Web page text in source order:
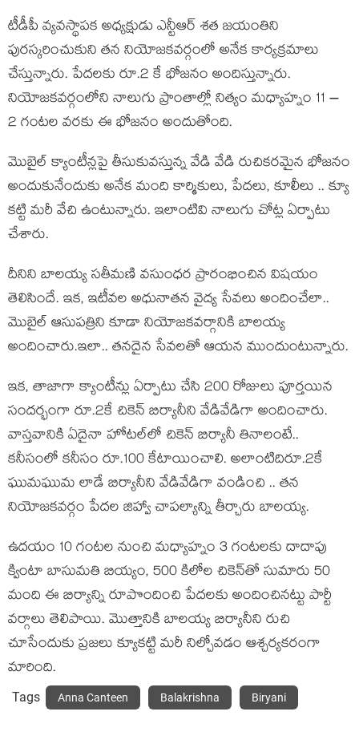
టీడీపీ వ్య‌వ‌స్థాప‌క అధ్య‌క్షుడు ఎన్టీఆర్ శ‌త జ‌యంతిని
పుర‌స్క‌రించుకుని త‌న నియోజ‌క‌వ‌ర్గంలో అనేక కార్య‌క్ర‌మాలు
చేస్తున్నారు. పేద‌ల‌కు రూ.2 కే భోజ‌నం అందిస్తున్నారు.
నియోజ‌క‌వ‌ర్గంలోని నాలుగు ప్రాంతాల్లో నిత్యం మ‌ధ్యాహ్నం 11 –
2 గంట‌ల వ‌ర‌కు ఈ భోజ‌నం అందుతోంది.
మొబైల్ క్యాంటీన్ల‌పై తీసుకువ‌స్తున్న వేడి వేడి రుచిక‌ర‌మైన భోజ‌నం
అందుకునేందుకు అనేక మంది కార్మికులు, పేద‌లు, కూలీలు .. క్యూ
క‌ట్టి మరీ వేచి ఉంటున్నారు. ఇలాంటివి నాలుగు చోట్ల ఏర్పాటు
చేశారు.
దీనిని బాల‌య్య స‌తీమ‌ణి వ‌సుంధ‌ర ప్రారంభించిన విష‌యం
తెలిసిందే. ఇక‌, ఇటీవ‌ల అధునాతన వైద్య సేవ‌లు అందించేలా..
మొబైల్ ఆసుప‌త్రిని కూడా నియోజ‌క‌వ‌ర్గానికి బాల‌య్య
అందించారు.ఇలా.. త‌న‌దైన సేవ‌ల‌తో ఆయ‌న ముందుంటున్నారు.
ఇక‌, తాజాగా క్యాంటీన్లు ఏర్పాటు చేసి 200 రోజులు పూర్త‌యిన
సంద‌ర్భంగా రూ.2కే చికెన్ బిర్యానీని వేడివేడిగా అందించారు.
వాస్త‌వానికి ఏదైనా హోట‌ల్‌లో చికెన్ బిర్యానీ తినాలంటే..
క‌నీసంలో క‌నీసం రూ.100 కేటాయించాలి. అలాంటిదిరూ.2కే
ఘుమ‌ఘుమ లాడే బిర్యానీని వేడివేడిగా వండించి .. త‌న
నియోజ‌క‌వ‌ర్గం పేద‌ల జిహ్వా చాప‌ల్యాన్ని తీర్చారు బాల‌య్య‌.
ఉద‌యం 10 గంట‌ల నుంచి మ‌ధ్యాహ్నం 3 గంట‌ల‌కు దాదాపు
క్వింటా బాసుమ‌తి బియ్యం, 500 కిలోల చికెన్‌తో సుమారు 50
మంది ఈ బిర్యాన్ని రూపొందించి పేద‌ల‌కు అందించిన‌ట్టు పార్టీ
వ‌ర్గాలు తెలిపాయి. మొత్తానికి బాల‌య్య బిర్యానీని రుచి
చూసేందుకు ప్ర‌జ‌లు క్యూక‌ట్టి మ‌రీ నిల్చోవ‌డం ఆశ్చ‌ర్య‌క‌రంగా
మారింది.
Tags Anna Canteen Balakrishna Biryani